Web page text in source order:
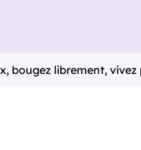
bougez librement,